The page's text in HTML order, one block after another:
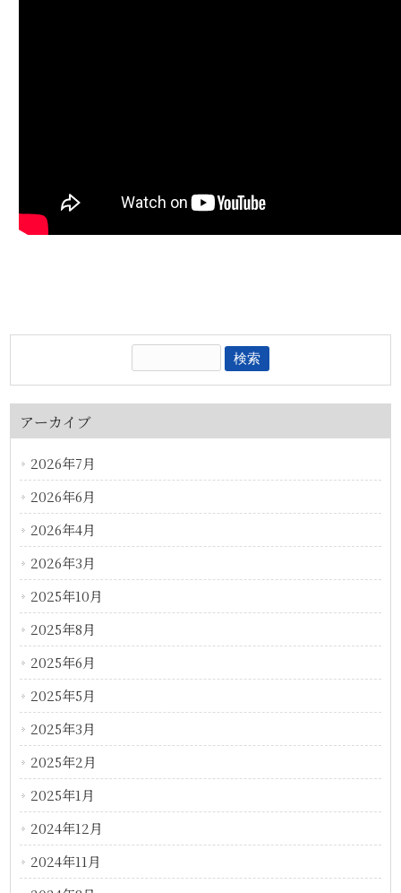
アーカイブ
2026年7月
2026年6月
2026年4月
2026年3月
2025年10月
2025年8月
2025年6月
2025年5月
2025年3月
2025年2月
2025年1月
2024年12月
2024年11月